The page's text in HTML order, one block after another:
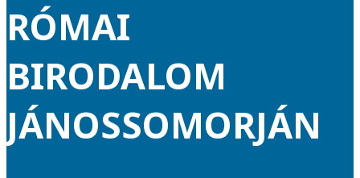
RÓMAI
BIRODALOM
JÁNOSSOMORJÁN